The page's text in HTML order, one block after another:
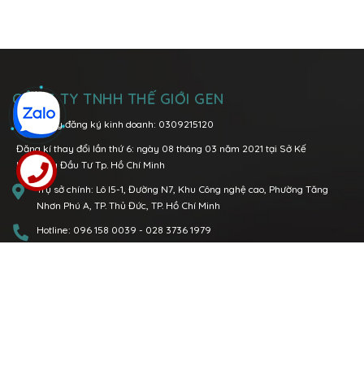
CÔNG TY TNHH THẾ GIỚI GEN
MST/Giấy đăng ký kinh doanh: 0309215120
Đăng kí thay đổi lần thứ 6: ngày 08 tháng 03 năm 2021 tại Sở Kế
Hoạch và Đầu Tư Tp. Hồ Chí Minh
Trụ sở chính: Lô I5-1, Đường N7, Khu Công nghệ cao, Phường Tăng
Nhơn Phú A, TP. Thủ Đức, TP. Hồ Chí Minh
Hotline: 096 158 0039 - 028 3736 1979